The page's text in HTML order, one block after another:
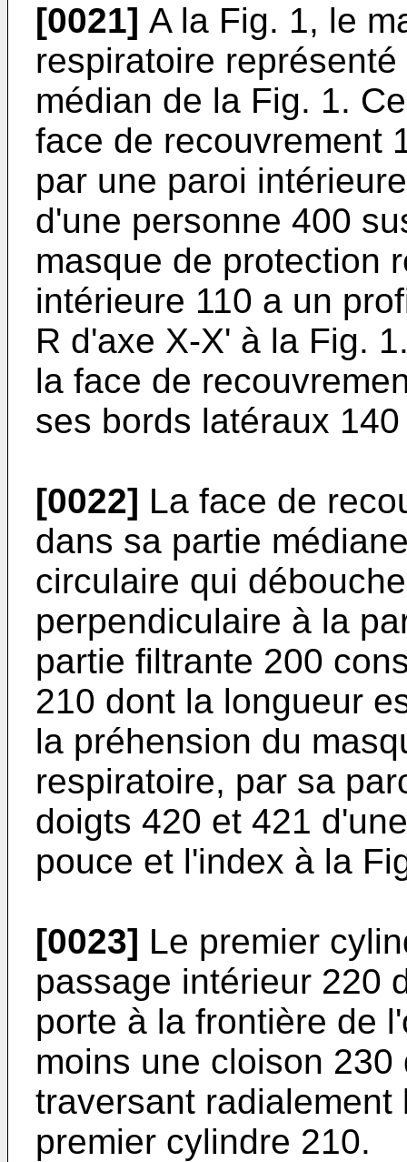
[0021] A la Fig. 1, le
respiratoire
médian de la Fig. 1.
face de recouvrement
par une paroi
d'une personne 400
masque de protection
intérieure 110 a un
R d'axe X-X' à la Fig.
la face de
ses bords latéraux
[0022] La face de
dans sa partie
circulaire qui
perpendiculaire à la
partie filtrante 200
210 dont la longueur
la préhension du
respiratoire, par sa
doigts 420 et 421
pouce et l'index à la
[0023] Le premier
passage intérieur 220
porte à la frontière de
moins une cloison
traversant
premier cylindre 210.